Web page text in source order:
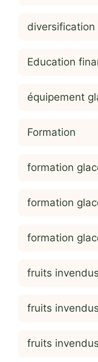
diversification
Education
équipement
Formation
formation
formation
formation
fruits
fruits
fruits